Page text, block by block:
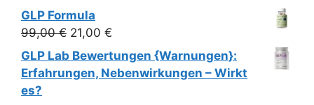
Preis
war:
99,00 €
GLP Formula
99,00€ Ursprünglicher
Preis
99,00 €
21,00 €
Preis
ist:
GLP Lab Bewertungen {Warnungen}:
Erfahrungen, Nebenwirkungen – Wirkt
es?